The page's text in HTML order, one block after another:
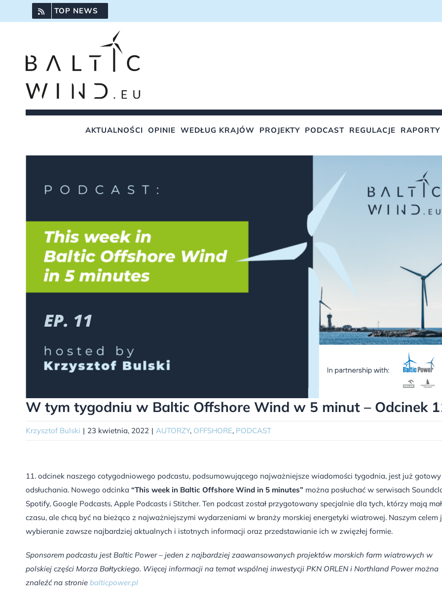
do
TOP NEWS
AKTUALNOŚCI OPINIE WEDŁUG KRAJÓW PROJEKTY PODCAST REGULACJE RAPORTY
obrazek
W tym tygodniu w Baltic Offshore Wind w 5 minut – Odcinek
Krzysztof Bulski | 23 kwietnia, 2022 | AUTORZY, OFFSHORE, PODCAST
11. odcinek naszego cotygodniowego podcastu, podsumowującego najważniejsze wiadomości tygodnia, jest już
odsłuchania. Nowego odcinka “This week in Baltic Offshore Wind in 5 minutes” można posłuchać w serwisach
Spotify, Google Podcasts, Apple Podcasts i Stitcher. Ten podcast został przygotowany specjalnie dla tych, którzy mają
czasu, ale chcą być na bieżąco z najważniejszymi wydarzeniami w branży morskiej energetyki wiatrowej. Naszym celem
wybieranie zawsze najbardziej aktualnych i istotnych informacji oraz przedstawianie ich w zwięzłej formie.
Sponsorem podcastu jest Baltic Power – jeden z najbardziej zaawansowanych projektów morskich farm wiatrowych w
polskiej części Morza Bałtyckiego. Więcej informacji na temat wspólnej inwestycji PKN ORLEN i Northland Power można
znaleźć na stronie balticpower.pl